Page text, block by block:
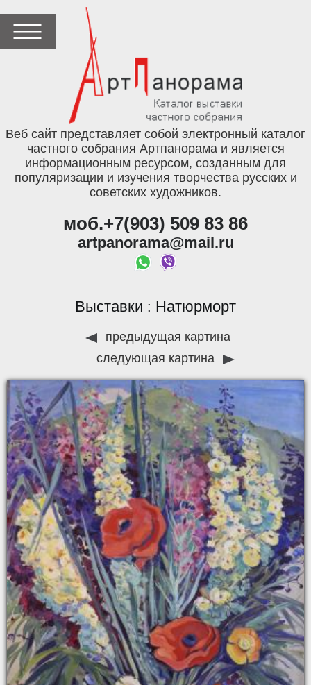
Веб сайт представляет собой электронный каталог
частного собрания Артпанорама и является
информационным ресурсом, созданным для
популяризации и изучения творчества русских и
советских художников.
моб.+7(903) 509 83 86
artpanorama@mail.ru
Выставки : Натюрморт
предыдущая картина
следующая картина